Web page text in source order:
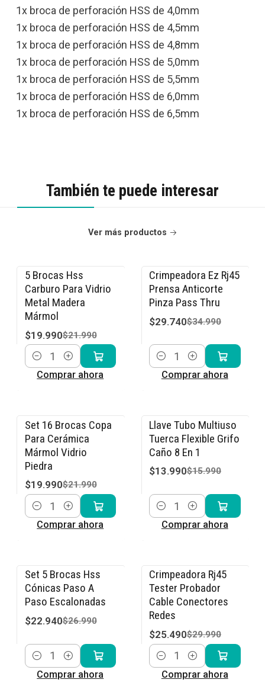
1x broca de perforación HSS de 4,0mm
1x broca de perforación HSS de 4,5mm
1x broca de perforación HSS de 4,8mm
1x broca de perforación HSS de 5,0mm
1x broca de perforación HSS de 5,5mm
1x broca de perforación HSS de 6,0mm
1x broca de perforación HSS de 6,5mm
También te puede interesar
Ver más productos
-9% OFF
5 Brocas Hss
Carburo Para Vidrio
Metal Madera
Mármol
$19.990$21.990
Cantidad
Comprar ahora
-15% OFF
Crimpeadora Ez Rj45
Prensa Anticorte
Pinza Pass Thru
$29.740$34.990
Cantidad
Comprar ahora
-9% OFF
Set 16 Brocas Copa
Para Cerámica
Mármol Vidrio
Piedra
$19.990$21.990
Cantidad
Comprar ahora
-13% OFF
Llave Tubo Multiuso
Tuerca Flexible Grifo
Caño 8 En 1
$13.990$15.990
Cantidad
Comprar ahora
-15% OFF
Set 5 Brocas Hss
Cónicas Paso A
Paso Escalonadas
$22.940$26.990
Cantidad
Comprar ahora
-15% OFF
Crimpeadora Rj45
Tester Probador
Cable Conectores
Redes
$25.490$29.990
Cantidad
Comprar ahora